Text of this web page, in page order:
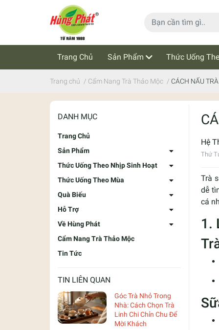
Trang Chủ Sản Phẩm Thức Uống
Cẩm Nang Trà Thảo Mộc Tin Tức
Trang chủ / Cẩm Nang Trà Thảo Mộc / CÁCH NẤU
DANH MỤC
Trang Chủ
Sản Phẩm
Thức Uống Theo Nhịp Sinh Hoạt
Thức Uống Theo Mùa
Quà Biếu
Hỗ Trợ
Về Hùng Phát
Cẩm Nang Trà Thảo Mộc
Tin Tức
TIN LIÊN QUAN
Góc Trà Nhỏ Trong
Nhà: Cách Chọn Trà
Linh Chi Chỉn Chu Để
Mời Khách
Hệ
Thứ
Trà
dễ
cá
1.